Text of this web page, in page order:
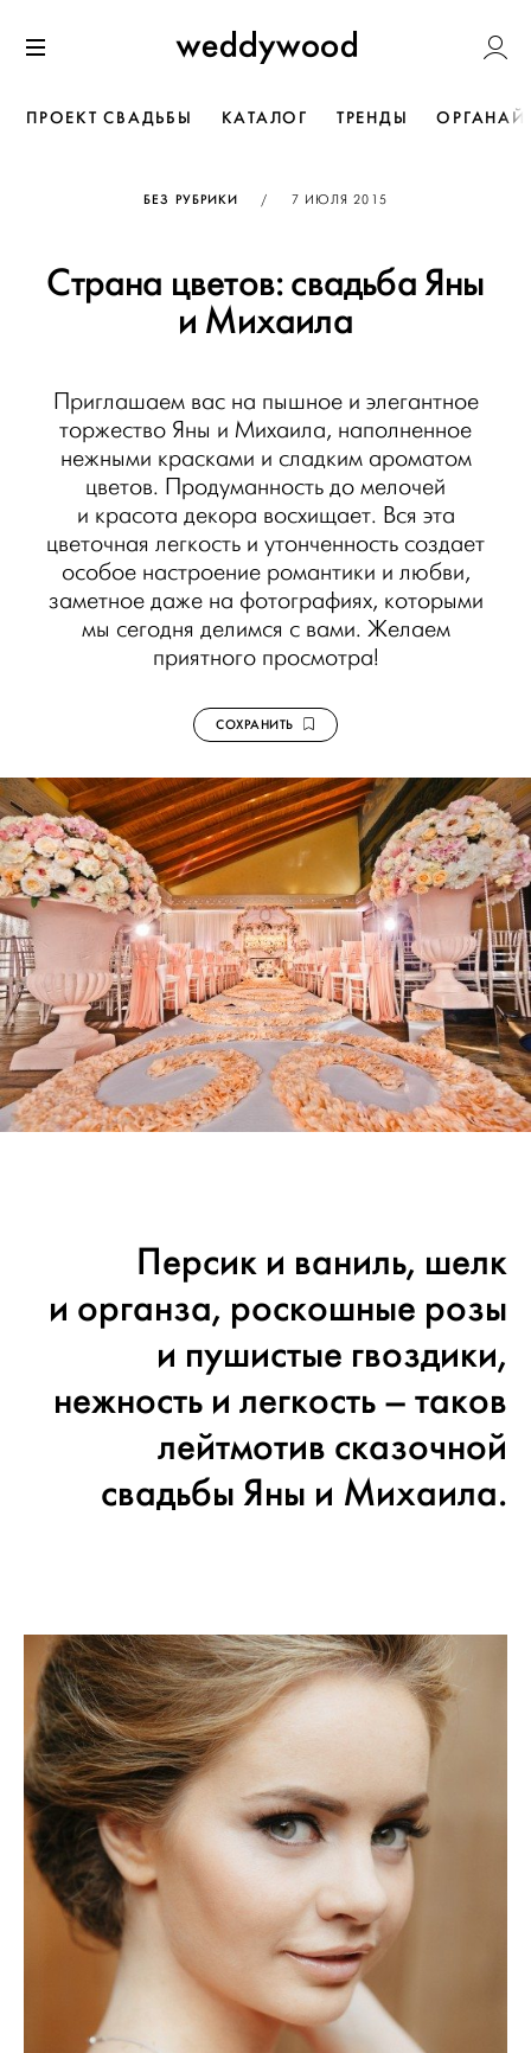
к содержанию
Weddywood
ПРОЕКТ СВАДЬБЫ КАТАЛОГ ТРЕНДЫ
БЕЗ РУБРИКИ / ОПУБЛИКОВАНО
7 ИЮЛЯ 2015
Страна цветов: свадьба Яны
и Михаила
Приглашаем вас на пышное и элегантное
торжество Яны и Михаила, наполненное
нежными красками и сладким ароматом
цветов. Продуманность до мелочей
и красота декора восхищает. Вся эта
цветочная легкость и утонченность создает
особое настроение романтики и любви,
заметное даже на фотографиях, которыми
мы сегодня делимся с вами. Желаем
приятного просмотра!
СОХРАНИТЬ
Персик и ваниль, шелк
и органза, роскошные розы
и пушистые гвоздики,
нежность и легкость – таков
лейтмотив сказочной
свадьбы Яны и Михаила.